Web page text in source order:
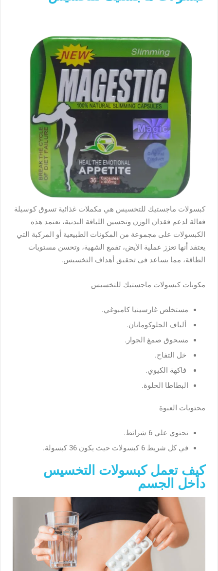
كبسولات ماجستيك للتخسيس هي مكملات غذائية تسوق كوسيلة
فعالة لدعم فقدان الوزن وتحسين اللياقة البدنية، تعتمد هذه
الكبسولات على مجموعة من المكونات الطبيعية أو المركبة التي
يعتقد أنها تعزز عملية الأيض، تقمع الشهية، وتحسن مستويات
الطاقة، مما يساعد في تحقيق أهداف التخسيس.
مكونات كبسولات ماجستيك للتخسيس
مستخلص غارسينيا كامبوغي.
ألياف الجلوكومانان.
مسحوق صمغ الجوار.
خل التفاح.
فاكهة الكيوي.
البطاطا الحلوة.
محتويات العبوة
تحتوي علي 6 شرائط.
في كل شريط 6 كبسولات حيث يكون 36 كبسولة.
كيف تعمل كبسولات التخسيس
داخل الجسم